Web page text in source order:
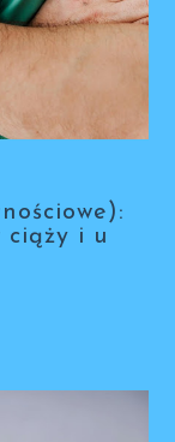
ciąży i u